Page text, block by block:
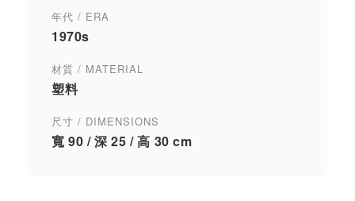
年代 / ERA
1970s
材質 / MATERIAL
塑料
尺寸 / DIMENSIONS
寬 90 / 深 25 / 高 30 cm